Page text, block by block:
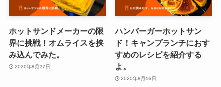
ホットサンドメーカーの限
界に挑戦！オムライスを挟
み込んでみた。
2020年8月27日
ハンバーガーホットサン
ド！キャンプランチにおす
すめのレシピを紹介する
よ。
2020年8月16日